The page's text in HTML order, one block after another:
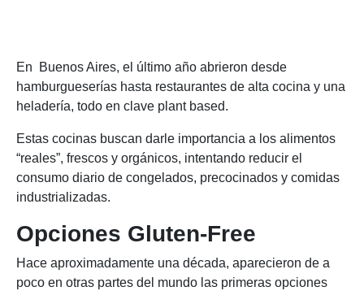
En Buenos Aires, el último año abrieron desde
hamburgueserías hasta restaurantes de alta cocina y una
heladería, todo en clave plant based.
Estas cocinas buscan darle importancia a los alimentos
“reales”, frescos y orgánicos, intentando reducir el
consumo diario de congelados, precocinados y comidas
industrializadas.
Opciones Gluten-Free
Hace aproximadamente una década, aparecieron de a
poco en otras partes del mundo las primeras opciones